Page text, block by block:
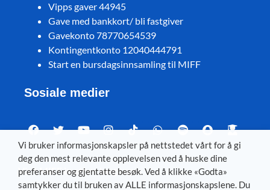
Vipps gaver 44945
Gave med bankkort/ bli fastgiver
Gavekonto 78770654539
Kontingentkonto 12040444791
Start en bursdagsinnsamling til MIFF
Sosiale medier
Visit MIFF in other languages
Vi bruker informasjonskapsler på nettstedet vårt for å gi
deg den mest relevante opplevelsen ved å huske dine
preferanser og gjentatte besøk. Ved å klikke «Godta»
samtykker du til bruken av ALLE informasjonskapslene. Du